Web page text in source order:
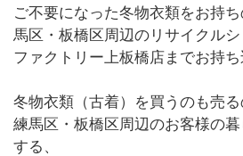
ご不要になった冬物衣類をお持
馬区・板橋区周辺のリサイクル
ファクトリー上板橋店までお持ち
冬物衣類（古着）を買うのも売る
練馬区・板橋区周辺のお客様の
する、